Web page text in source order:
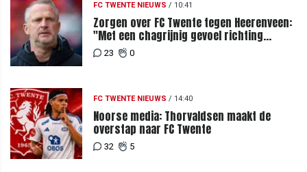
FC TWENTE NIEUWS / 10:41
Zorgen over FC Twente tegen Heerenveen:
"Met een chagrijnig gevoel richting
Slowakije"
23 0
FC TWENTE NIEUWS / 14:40
Noorse media: Thorvaldsen maakt de
overstap naar FC Twente
32 5